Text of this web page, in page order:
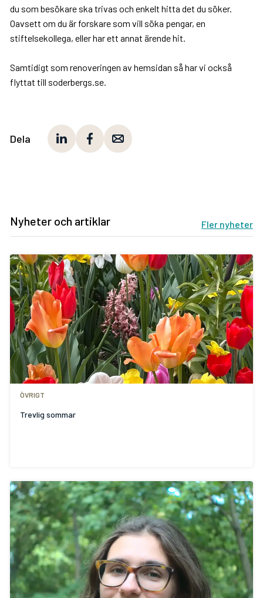
du som besökare ska trivas och enkelt hitta det du söker.
Oavsett om du är forskare som vill söka pengar, en
stiftelsekollega, eller har ett annat ärende hit.
Samtidigt som renoveringen av hemsidan så har vi också
flyttat till soderbergs.se.
Dela
Nyheter och artiklar Fler nyheter
ÖVRIGT
Trevlig sommar